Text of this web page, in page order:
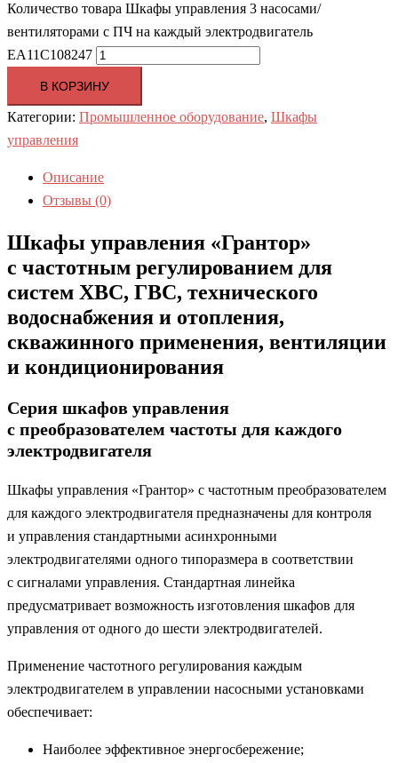
Количество товара Шкафы управления 3 насосами/
вентиляторами с ПЧ на каждый электродвигатель
EA11C108247
В КОРЗИНУ
Категории: Промышленное оборудование, Шкафы
управления
Описание
Отзывы (0)
Шкафы управления «Грантор»
с частотным регулированием для
систем ХВС, ГВС, технического
водоснабжения и отопления,
скважинного применения, вентиляции
и кондиционирования
Серия шкафов управления
c преобразователем частоты для каждого
электродвигателя
Шкафы управления «Грантор» с частотным преобразователем
для каждого электродвигателя предназначены для контроля
и управления стандартными асинхронными
электродвигателями одного типоразмера в соответствии
с сигналами управления. Стандартная линейка
предусматривает возможность изготовления шкафов для
управления от одного до шести электродвигателей.
Применение частотного регулирования каждым
электродвигателем в управлении насосными установками
обеспечивает:
Наиболее эффективное энергосбережение;